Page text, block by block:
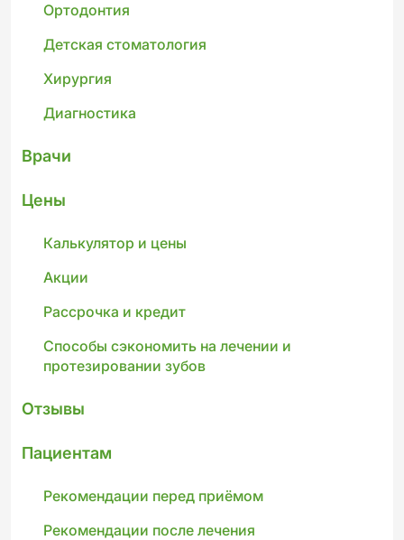
Ортодонтия
Детская стоматология
Хирургия
Диагностика
Врачи
Цены
Калькулятор и цены
Акции
Рассрочка и кредит
Способы сэкономить на лечении и
протезировании зубов
Отзывы
Пациентам
Рекомендации перед приёмом
Рекомендации после лечения